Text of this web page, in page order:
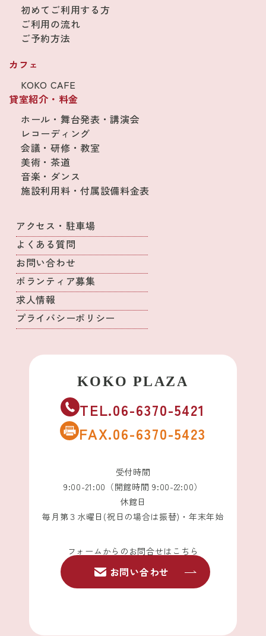
初めてご利用する方
ご利用の流れ
ご予約方法
カフェ
KOKO CAFE
貸室紹介・料金
ホール・舞台発表・講演会
レコーディング
会議・研修・教室
美術・茶道
音楽・ダンス
施設利用料・付属設備料金表
アクセス・駐車場
よくある質問
お問い合わせ
ボランティア募集
求人情報
プライバシーポリシー
TEL.06-6370-5421
FAX.06-6370-5423
受付時間
9:00-21:00（開館時間 9:00-22:00）
休館日
毎月第３水曜日(祝日の場合は振替)・年末年始
フォームからのお問合せはこちら
お問い合わせ